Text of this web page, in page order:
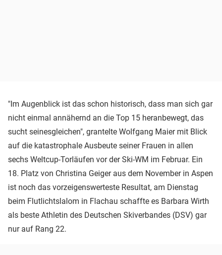
"Im Augenblick ist das schon historisch, dass man sich gar
nicht einmal annähernd an die Top 15 heranbewegt, das
sucht seinesgleichen", grantelte Wolfgang Maier mit Blick
auf die katastrophale Ausbeute seiner Frauen in allen
sechs Weltcup-Torläufen vor der Ski-WM im Februar. Ein
18. Platz von Christina Geiger aus dem November in Aspen
ist noch das vorzeigenswerteste Resultat, am Dienstag
beim Flutlichtslalom in Flachau schaffte es Barbara Wirth
als beste Athletin des Deutschen Skiverbandes (DSV) gar
nur auf Rang 22.